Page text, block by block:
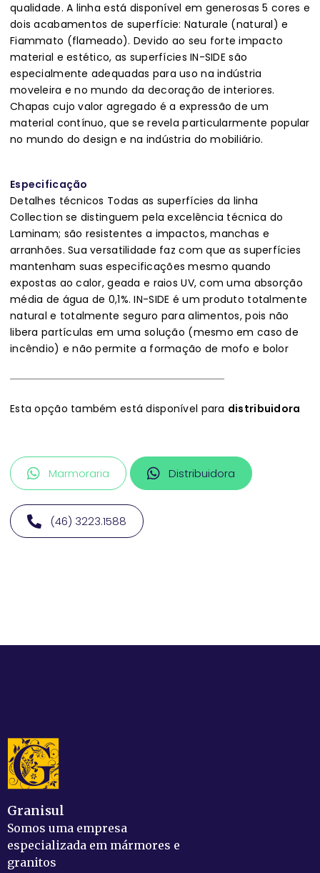
qualidade. A linha está disponível em generosas 5 cores e
dois acabamentos de superfície: Naturale (natural) e
Fiammato (flameado). Devido ao seu forte impacto
material e estético, as superfícies IN-SIDE são
especialmente adequadas para uso na indústria
moveleira e no mundo da decoração de interiores.
Chapas cujo valor agregado é a expressão de um
material contínuo, que se revela particularmente popular
no mundo do design e na indústria do mobiliário.
Especificação
Detalhes técnicos Todas as superfícies da linha
Collection se distinguem pela excelência técnica do
Laminam; são resistentes a impactos, manchas e
arranhões. Sua versatilidade faz com que as superfícies
mantenham suas especificações mesmo quando
expostas ao calor, geada e raios UV, com uma absorção
média de água de 0,1%. IN-SIDE é um produto totalmente
natural e totalmente seguro para alimentos, pois não
libera partículas em uma solução (mesmo em caso de
incêndio) e não permite a formação de mofo e bolor
Esta opção também está disponível para distribuidora
Marmoraria Distribuidora
(46) 3223.1588
Granisul
Somos uma empresa
especializada em mármores e
granitos